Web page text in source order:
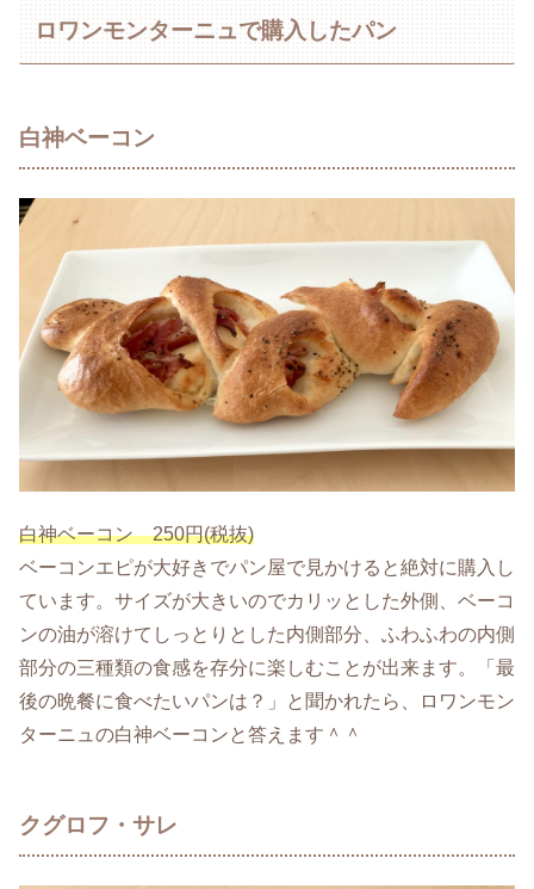
ロワンモンターニュで購入したパン
白神ベーコン
白神ベーコン 250円(税抜)
ベーコンエピが大好きでパン屋で見かけると絶対に購入し
ています。サイズが大きいのでカリッとした外側、ベーコ
ンの油が溶けてしっとりとした内側部分、ふわふわの内側
部分の三種類の食感を存分に楽しむことが出来ます。「最
後の晩餐に食べたいパンは？」と聞かれたら、ロワンモン
ターニュの白神ベーコンと答えます＾＾
クグロフ・サレ